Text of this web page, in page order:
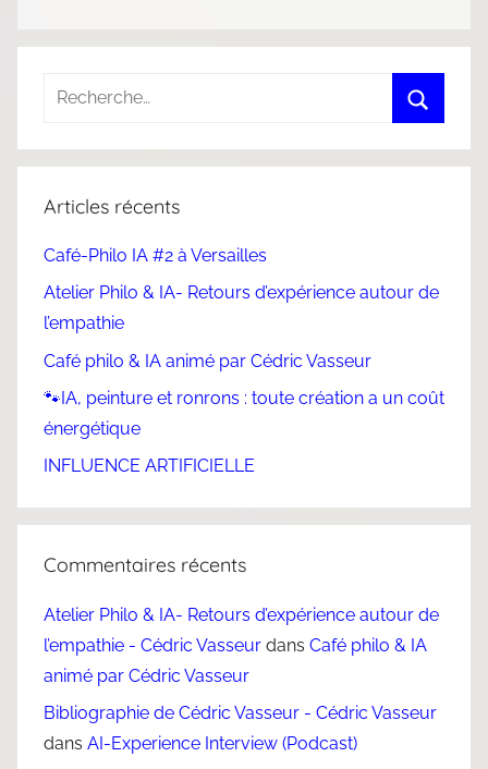
Articles récents
Café-Philo IA #2 à Versailles
Atelier Philo & IA- Retours d’expérience autour de
l’empathie
Café philo & IA animé par Cédric Vasseur
🐾IA, peinture et ronrons : toute création a un coût
énergétique
INFLUENCE ARTIFICIELLE
Commentaires récents
Atelier Philo & IA- Retours d’expérience autour de
l’empathie - Cédric Vasseur dans Café philo & IA
animé par Cédric Vasseur
Bibliographie de Cédric Vasseur - Cédric Vasseur
dans AI-Experience Interview (Podcast)